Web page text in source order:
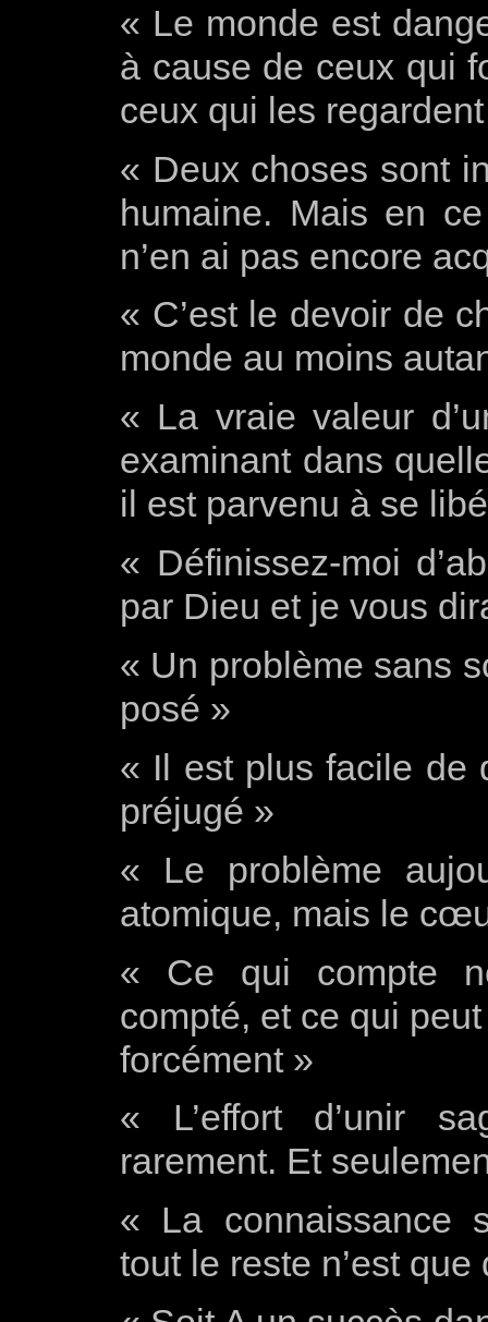
« Le monde est
à cause de ceux qui
ceux qui les
« Deux choses sont
humaine. Mais en
n’en ai pas encore
« C’est le devoir de
monde au moins
« La vraie valeur
examinant dans
il est parvenu à se
« Définissez-moi
par Dieu et je vous
« Un problème sans
posé »
« Il est plus facile de
préjugé »
« Le problème
atomique, mais le
« Ce qui compte
compté, et ce qui
forcément »
« L’effort d’unir
rarement. Et
« La connaissance
tout le reste n’est que